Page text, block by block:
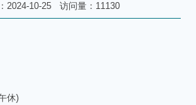
2024-10-25 访问量：11130
休)